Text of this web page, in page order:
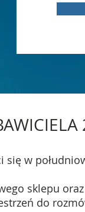
się w
sklepu
do